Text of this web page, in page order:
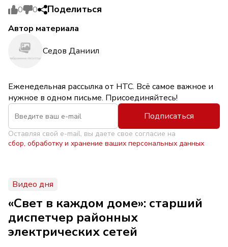
0 0 Поделиться
Автор материала
Седов Даниил
Еженедельная рассылка от НТС. Всё самое важное и
нужное в одном письме. Присоединяйтесь!
Подписаться
Оставляя свой e-mail, вы даете свое согласие на
сбор, обработку и хранение ваших персональных данных
Видео дня
«Свет в каждом доме»: старший
диспетчер районных
электрических сетей